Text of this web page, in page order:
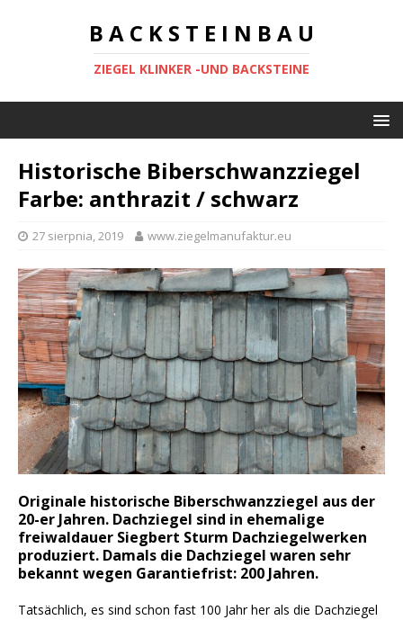
B A C K S T E I N B A U
ZIEGEL KLINKER -UND BACKSTEINE
Historische Biberschwanzziegel
Farbe: anthrazit / schwarz
27 sierpnia, 2019 www.ziegelmanufaktur.eu
Originale historische Biberschwanzziegel aus der
20-er Jahren. Dachziegel sind in ehemalige
freiwaldauer Siegbert Sturm Dachziegelwerken
produziert. Damals die Dachziegel waren sehr
bekannt wegen Garantiefrist: 200 Jahren.
Tatsächlich, es sind schon fast 100 Jahr her als die Dachziegel